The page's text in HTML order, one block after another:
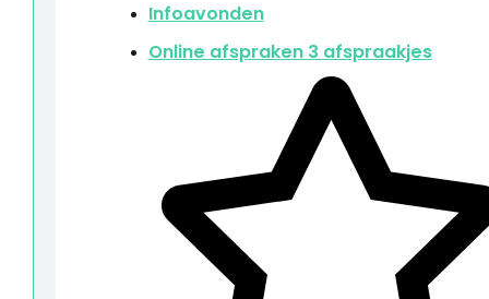
Infoavonden
Online afspraken 3 afspraakjes